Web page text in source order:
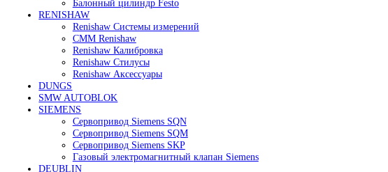
HEIDENHAIN
Линейные энкодеры Heidenhain LS 628C
Линейные энкодеры Heidenhain LS 688C
Линейные энкодеры Heidenhain LC 185
Линейные энкодеры Heidenhain LC 195F
FANUC ROBOT
Робот Fanuc для сварки
Коллаборативные-роботы FANUC
Робот Delta Fanuc
Редуктор Fanuc Робот
FESTO